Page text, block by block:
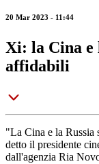
20 Mar 2023 - 11:44
Xi: la Cina e
affidabili
"La Cina e la
detto il presidente
dall'agenzia Ria